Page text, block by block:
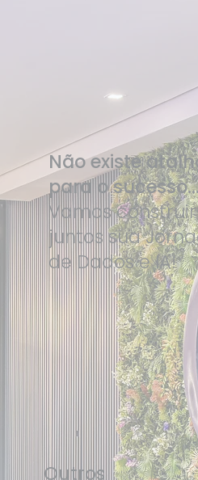
Não existe
para o
Vamos construir
juntos sua
de Dados e IA!
Outros